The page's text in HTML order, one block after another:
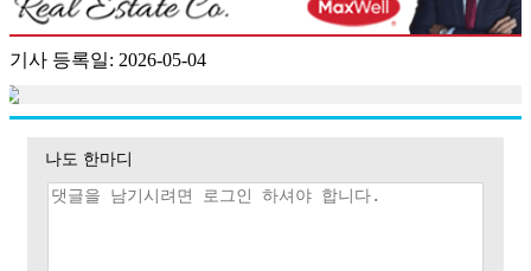
기사 등록일: 2026-05-04
나도 한마디